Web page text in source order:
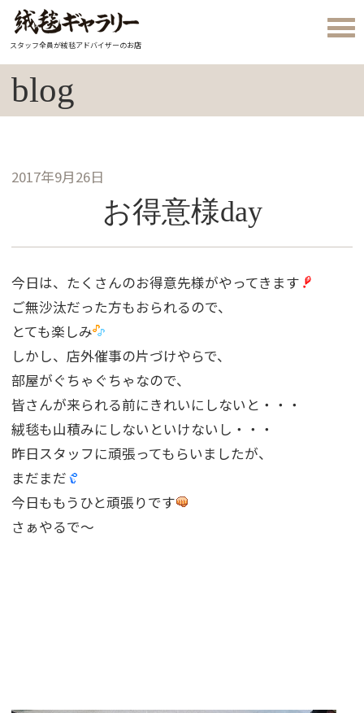
スタッフ全員が絨毯アドバイザーのお店
blog
2017年9月26日
お得意様day
今日は、たくさんのお得意先様がやってきます
ご無沙汰だった方もおられるので、
とても楽しみ
しかし、店外催事の片づけやらで、
部屋がぐちゃぐちゃなので、
皆さんが来られる前にきれいにしないと・・・
絨毯も山積みにしないといけないし・・・
昨日スタッフに頑張ってもらいましたが、
まだまだ
今日ももうひと頑張りです
さぁやるで〜